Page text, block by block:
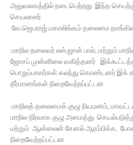
அலுவலகத்தில் நடைபெற்றது இந்த
செயலாளர்
வே.ஜெபராஜ் மகாலிங்கம் தலைமை
மாநில தலைவர் எஸ்.ஜான் பால், மற்றும்
ஜோசப் முன்னிலை வகித்தனர்
பொறுப்பாளர்கள் கலந்து கொண்டனர் இக்
தீர்மானங்கள் நிறைவேற்றப்பட்டன
மாநிலத் தலைமைக் குழு நியமனம்,
மாநில நிர்வாக குழு அமைத்து
மற்றும் ஆன்லைன் சேனல் ஆரம்பிக்க,
நிறைவேற்றப்பட்டன